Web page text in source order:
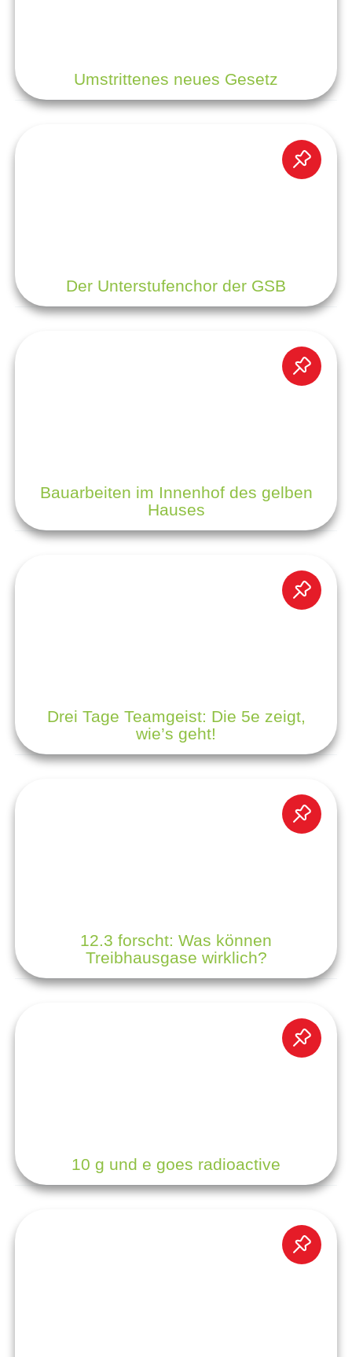
Umstrittenes neues Gesetz
Der Unterstufenchor der GSB
Bauarbeiten im Innenhof des gelben
Hauses
Drei Tage Teamgeist: Die 5e zeigt,
wie’s geht!
12.3 forscht: Was können
Treibhausgase wirklich?
10 g und e goes radioactive